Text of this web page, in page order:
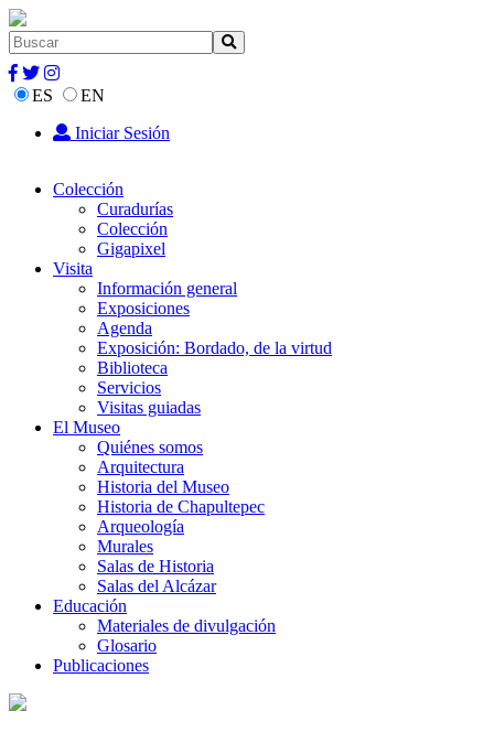
ES
EN
Iniciar Sesión
Colección
Curadurías
Colección
Gigapixel
Visita
Información general
Exposiciones
Agenda
Exposición: Bordado, de la virtud
Biblioteca
Servicios
Visitas guiadas
El Museo
Quiénes somos
Arquitectura
Historia del Museo
Historia de Chapultepec
Arqueología
Murales
Salas de Historia
Salas del Alcázar
Educación
Materiales de divulgación
Glosario
Publicaciones